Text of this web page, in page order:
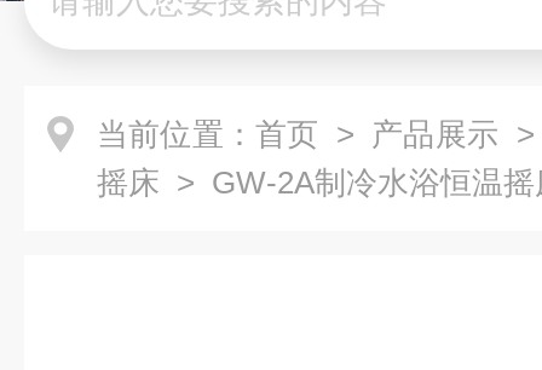
当前位置： 首页 > 产品展示
摇床 > GW-2A制冷水浴恒温摇